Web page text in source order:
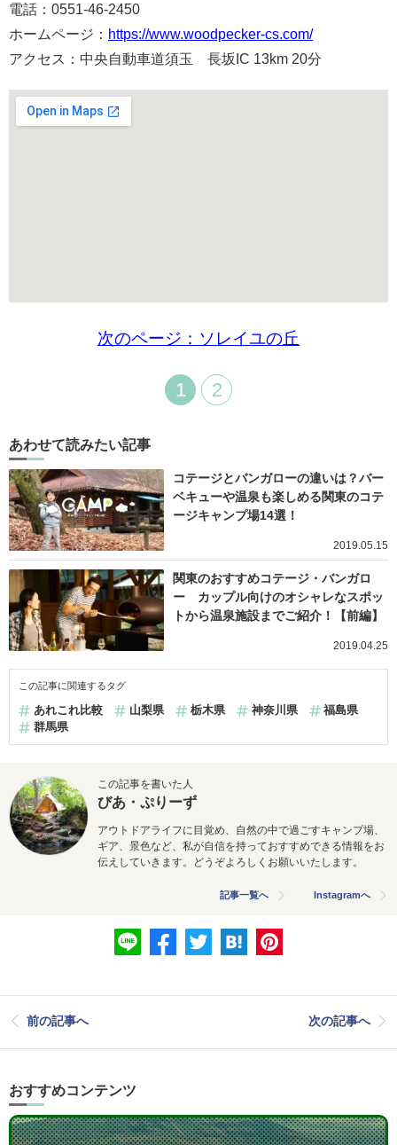
電話：0551-46-2450
ホームページ： https://www.woodpecker-cs.com/
アクセス：中央自動車道須玉 長坂IC 13km 20分
次のページ：ソレイユの丘
1 2
あわせて読みたい記事
コテージとバンガローの違いは？バー
ベキューや温泉も楽しめる関東のコテ
ージキャンプ場14選！
2019.05.15
関東のおすすめコテージ・バンガロ
ー カップル向けのオシャレなスポッ
トから温泉施設までご紹介！【前編】
2019.04.25
この記事に関連するタグ
あれこれ比較 山梨県 栃木県 神奈川県
福島県
群馬県
この記事を書いた人
びあ・ぷりーず
アウトドアライフに目覚め、自然の中で過ごすキャンプ場、
ギア、景色など、私が自信を持っておすすめできる情報をお
伝えしていきます。どうぞよろしくお願いいたします。
記事一覧へ Instagramへ
前の記事へ 次の記事へ
おすすめコンテンツ